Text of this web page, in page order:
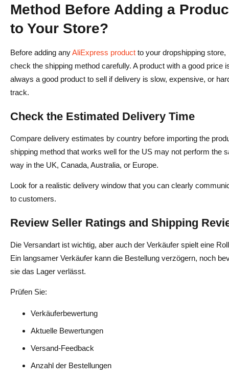
Method Before Adding a
to Your Store?
Before adding anyAliExpress product to your dropshipping store,
check the shipping method carefully. A product with a good price
always a good product to sell if delivery is slow, expensive, or
track.
Check the Estimated Delivery Time
Compare delivery estimates by country before importing the
shipping method that works well for the US may not perform the
way in the UK, Canada, Australia, or Europe.
Look for a realistic delivery window that you can clearly
to customers.
Review Seller Ratings and Shipping
Die Versandart ist wichtig, aber auch der Verkäufer spielt eine
Ein langsamer Verkäufer kann die Bestellung verzögern, noch
sie das Lager verlässt.
Prüfen Sie:
Verkäuferbewertung
Aktuelle Bewertungen
Versand-Feedback
Anzahl der Bestellungen